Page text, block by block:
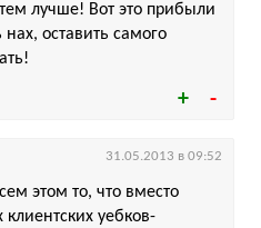
лучше! Вот это прибыли
нах, оставить самого
этом то, что вместо
уебков-
31.05.2013 в 09:52